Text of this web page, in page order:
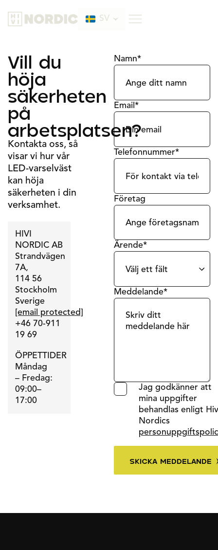
Produkt
Information
Aktiv synlighet
Klass 3
Om oss
KONTAKTA OSS
SV
Vill du
höja
säkerheten
på
arbetsplatsen?
Kontakta oss, så
visar vi hur vår
LED-varselväst
kan höja
säkerheten i din
verksamhet.
HIVI
NORDIC AB
Strandvägen
7A,
114 56
Stockholm
Sverige
[email protected]
+46 70-911
19 69
ÖPPETTIDER
Måndag
– Fredag:
09:00–
17:00
Namn*
Email*
Telefonnummer*
Företag
Ärende*
Meddelande*
Jag godkänner att
mina uppgifter
behandlas enligt
Nordics
SKICKA MEDDELANDE